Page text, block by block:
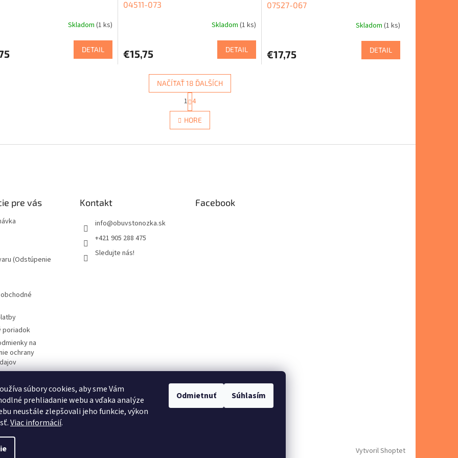
súbory cookies, aby sme Vám
prehliadanie webu a vďaka analýze
neustále zlepšovali jeho funkcie, výkon
Viac informácií.
Odmietnuť Súhlasím
Skladom (1 ks)
DETAIL
04511-073
Skladom (1 ks)
€15,75 DETAIL
07527-067
Skladom (1 ks)
€17,75 DETAIL
O
v
l
d
NAČÍTAŤ 18 ĎALŠÍCH
S
t
r
á
n
1 4
HORE
pre vás
(Odstúpenie
poriadok
na
ochrany
Kontakt
info@obuvstonozka.sk
+421 905 288 475
Sledujte nás!
Facebook
Vytvoril Shoptet